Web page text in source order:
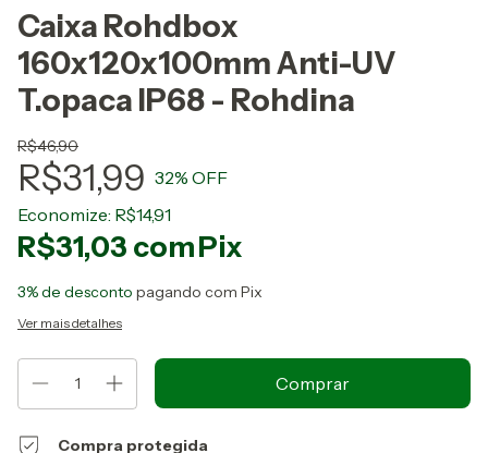
Caixa Rohdbox
160x120x100mm Anti-UV
T.opaca IP68 - Rohdina
R$46,90
R$31,99 32% OFF
Economize: R$14,91
R$31,03 comPix
3% de desconto pagando com Pix
Ver mais detalhes
Compra protegida